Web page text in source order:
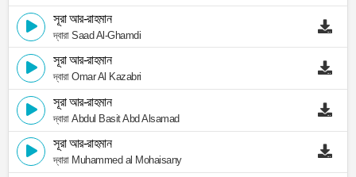
সূরা আর-রাহমান
দ্বারা Saad Al-Ghamdi
সূরা আর-রাহমান
দ্বারা Omar Al Kazabri
সূরা আর-রাহমান
দ্বারা Abdul Basit Abd Alsamad
সূরা আর-রাহমান
দ্বারা Muhammed al Mohaisany